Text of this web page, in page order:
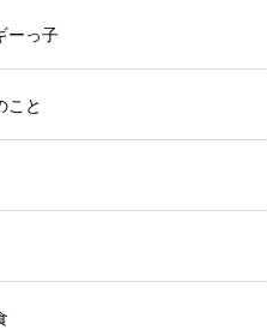
ーっ子
こと